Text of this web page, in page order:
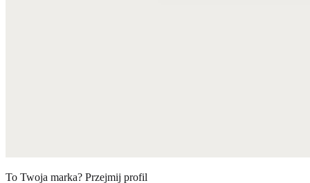
To Twoja marka? Przejmij profil